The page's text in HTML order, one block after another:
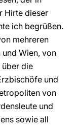
Hirte dieser
ich begrüßen.
mehreren
und Wien, von
über die
und
von
und
sowie all